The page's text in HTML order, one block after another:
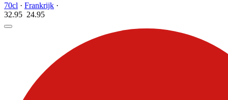
70cl · Frankrijk ·
32.95 24.95